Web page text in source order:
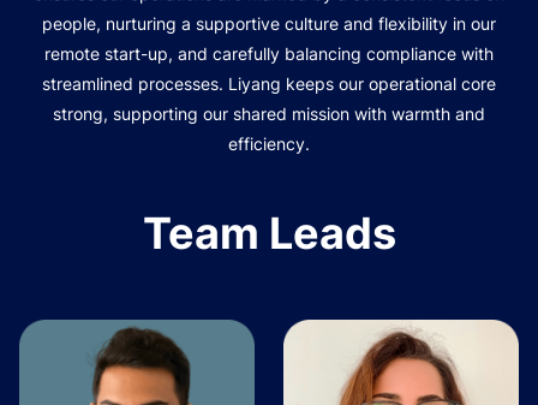
people, nurturing a supportive culture and flexibility in our
remote start-up, and carefully balancing compliance with
streamlined processes. Liyang keeps our operational core
strong, supporting our shared mission with warmth and
efficiency.
Team Leads